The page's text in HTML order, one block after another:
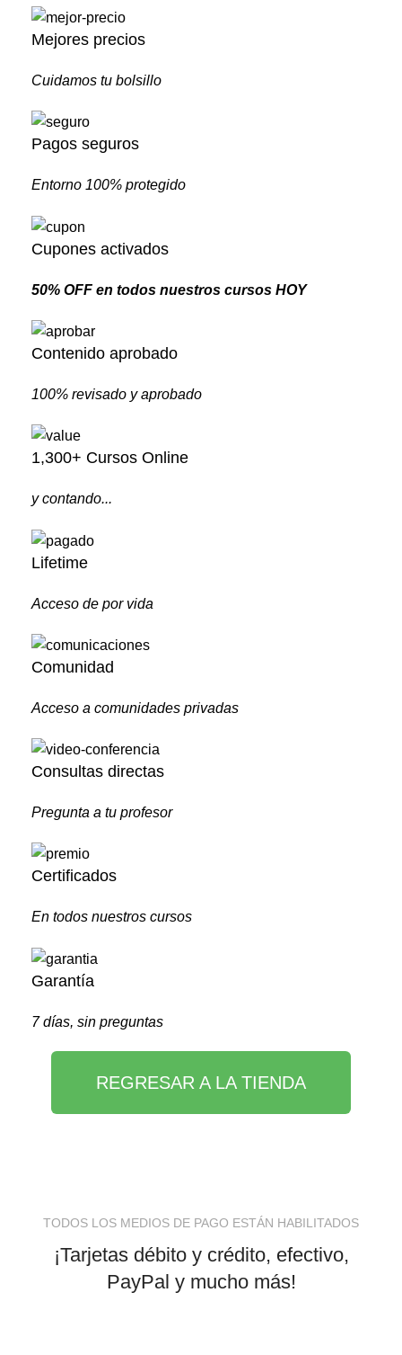
Mejores precios
Cuidamos tu bolsillo
Pagos seguros
Entorno 100% protegido
Cupones activados
50% OFF en todos nuestros cursos HOY
Contenido aprobado
100% revisado y aprobado
1,300+ Cursos Online
y contando...
Lifetime
Acceso de por vida
Comunidad
Acceso a comunidades privadas
Consultas directas
Pregunta a tu profesor
Certificados
En todos nuestros cursos
Garantía
7 días, sin preguntas
REGRESAR A LA TIENDA
TODOS LOS MEDIOS DE PAGO ESTÁN HABILITADOS
¡Tarjetas débito y crédito, efectivo,
PayPal y mucho más!